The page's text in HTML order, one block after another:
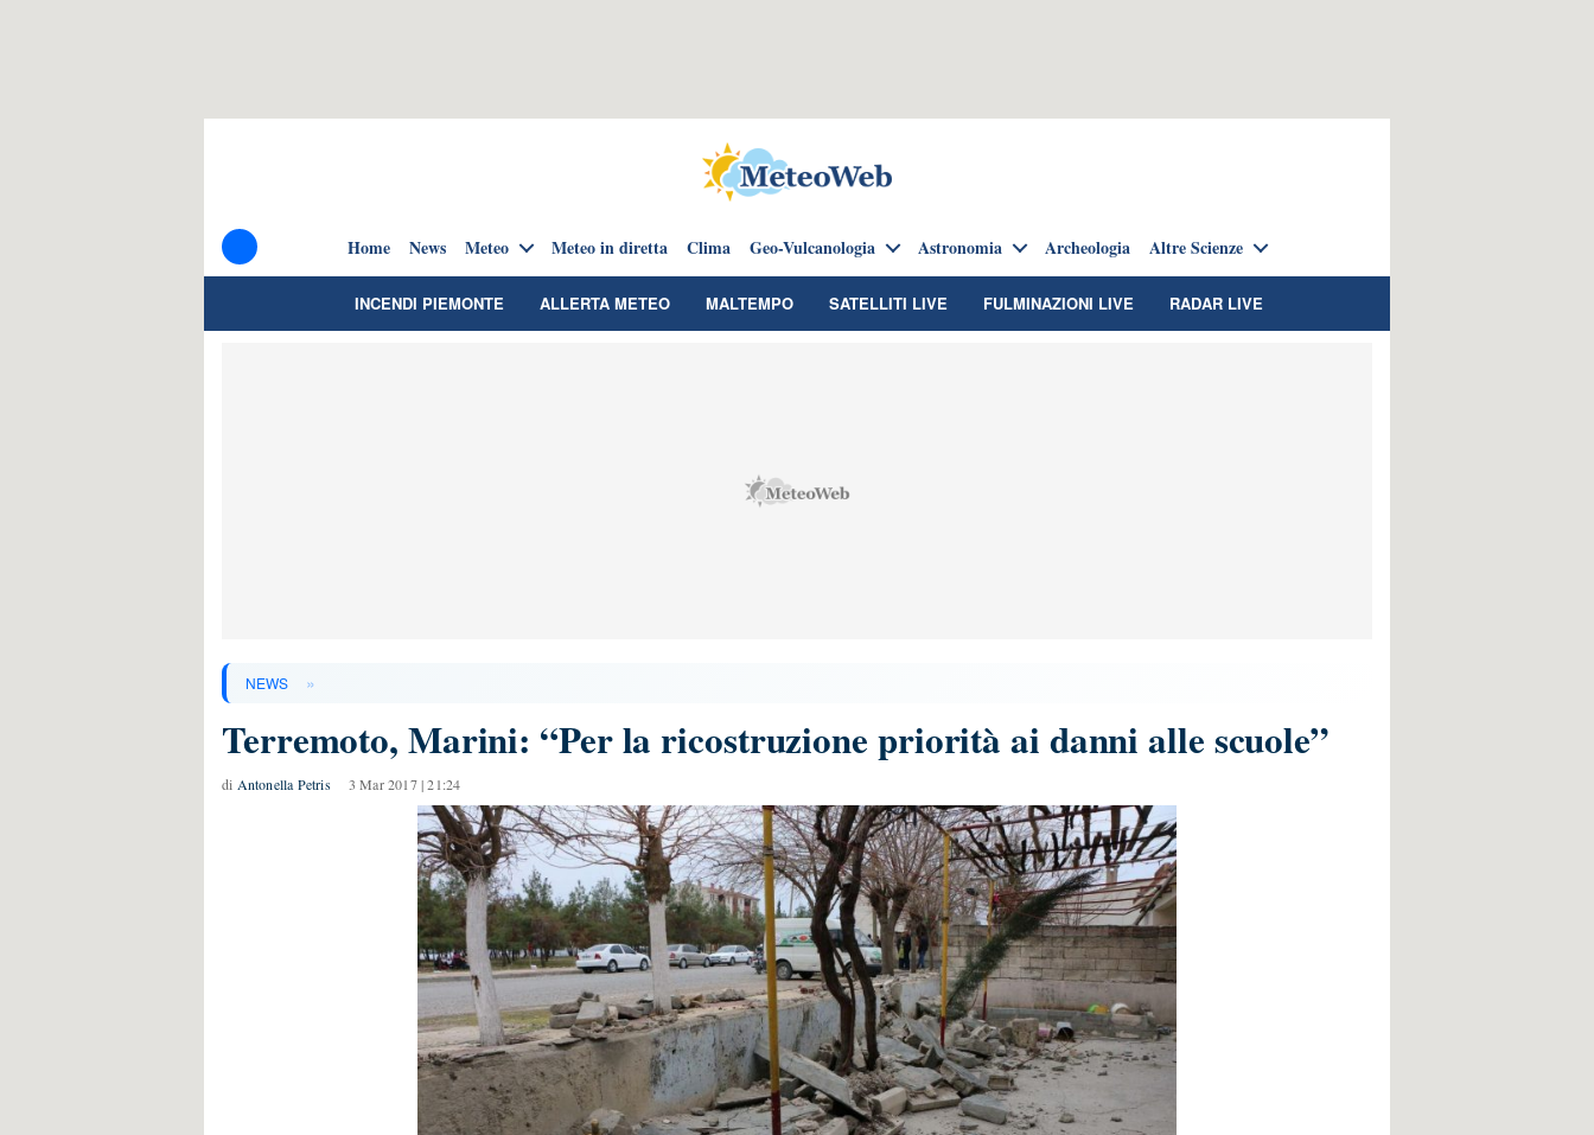
Home News Meteo Meteo in diretta Clima Geo-Vulcanologia Astronomia Archeologia Altre Scienze
INCENDI PIEMONTE ALLERTA METEO MALTEMPO SATELLITI LIVE FULMINAZIONI LIVE RADAR LIVE
NEWS »
Terremoto, Marini: “Per la ricostruzione priorità ai danni alle scuole”
di Antonella Petris 3 Mar 2017 | 21:24